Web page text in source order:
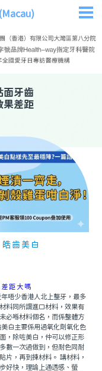
面牙齒
果差距
皓齒美白
距大嗎
唔少香港人北上整牙，最多
料同所謂進口材料，效果有
必喺材料個名，而係整體方
白主要係用過氧化劑氧化色
，除咗美白，仲可以修正形
數一次過做到，但耐色同耐
片，再到揀材料。 講材料，
好快，理論上通透感、螢